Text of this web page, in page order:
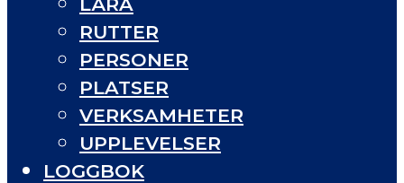
RUTTER
PERSONER
PLATSER
VERKSAMHETER
UPPLEVELSER
LOGGBOK